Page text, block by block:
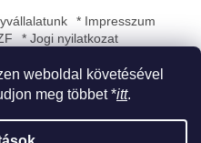
weboldal követésével
meg többet *itt.
* Impresszum
* Jogi nyilatkozat